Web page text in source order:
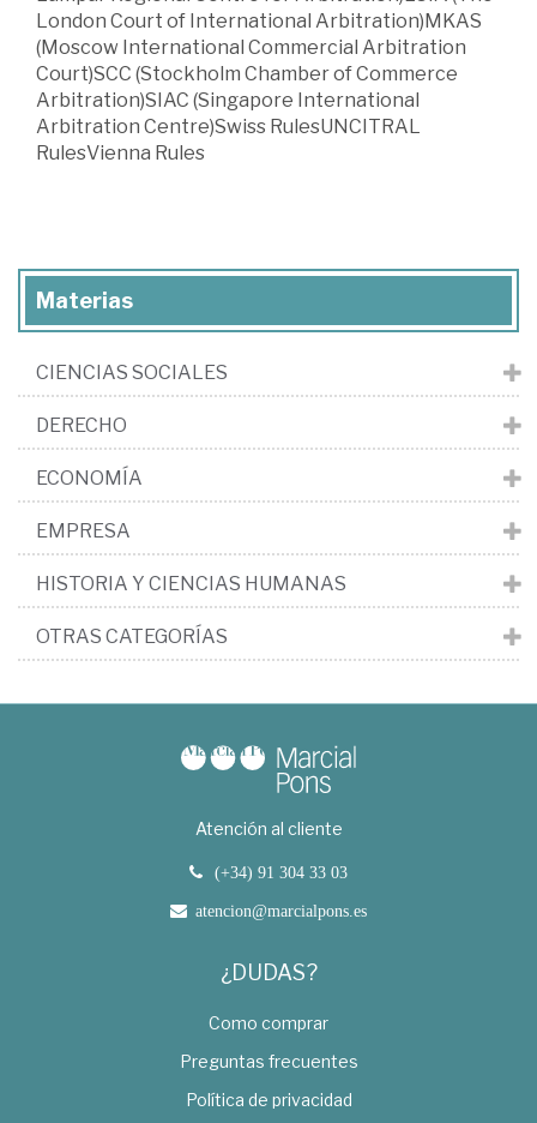
London Court of International Arbitration)MKAS
(Moscow International Commercial Arbitration
Court)SCC (Stockholm Chamber of Commerce
Arbitration)SIAC (Singapore International
Arbitration Centre)Swiss RulesUNCITRAL
RulesVienna Rules
Materias
CIENCIAS SOCIALES
DERECHO
ECONOMÍA
EMPRESA
HISTORIA Y CIENCIAS HUMANAS
OTRAS CATEGORÍAS
Atención al cliente
(+34) 91 304 33 03
atencion@marcialpons.es
¿DUDAS?
Como comprar
Preguntas frecuentes
Política de privacidad